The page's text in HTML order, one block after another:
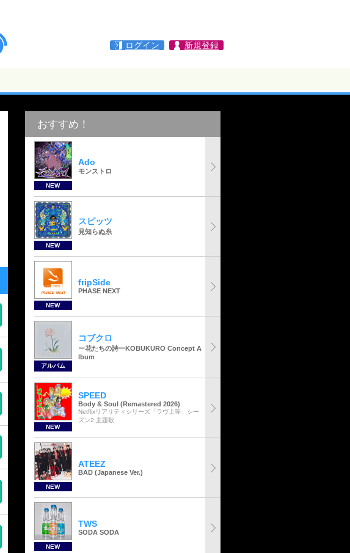
ログイン 新規登録
おすすめ！
NEW
Ado
モンストロ
NEW
スピッツ
見知らぬ糸
NEW
fripSide
PHASE NEXT
アルバム
コブクロ
ー花たちの詩ーKOBUKURO Concept A
lbum
NEW
SPEED
Body & Soul (Remastered 2026)
Netflixリアリティシリーズ「ラヴ上等」シー
ズン2 主題歌
NEW
ATEEZ
BAD (Japanese Ver.)
NEW
TWS
SODA SODA